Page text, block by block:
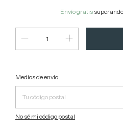
Envío gratis
Entregas para el CP:
Medios de envío
No sé mi código postal